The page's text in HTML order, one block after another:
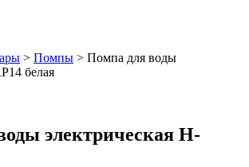
> Помпы > Помпа для воды
белая
электрическая H-